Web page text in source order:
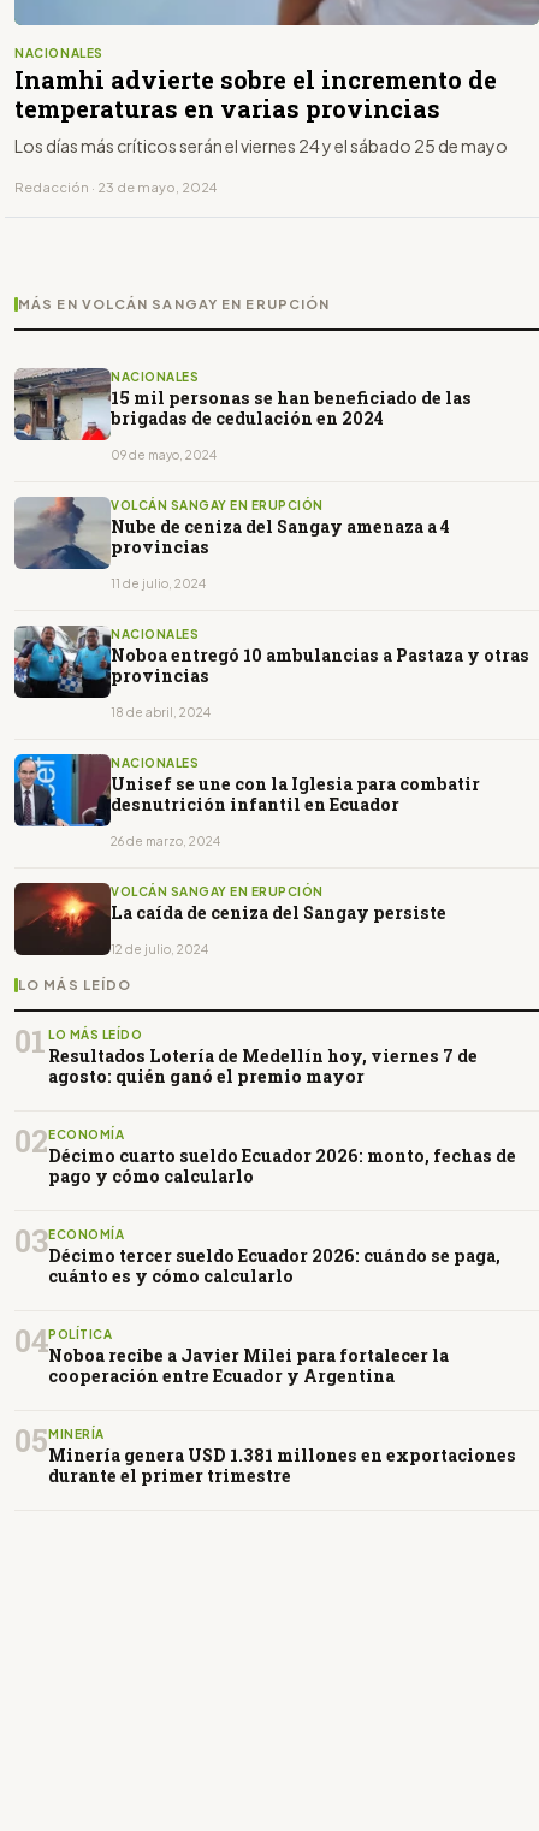
NACIONALES
Inamhi advierte sobre el incremento de
temperaturas en varias provincias
Los días más críticos serán el viernes 24 y el sábado 25 de mayo
Redacción · 23 de mayo, 2024
MÁS EN VOLCÁN SANGAY EN ERUPCIÓN
NACIONALES
15 mil personas se han beneficiado de las
brigadas de cedulación en 2024
09 de mayo, 2024
VOLCÁN SANGAY EN ERUPCIÓN
Nube de ceniza del Sangay amenaza a 4
provincias
11 de julio, 2024
NACIONALES
Noboa entregó 10 ambulancias a Pastaza y otras
provincias
18 de abril, 2024
NACIONALES
Unisef se une con la Iglesia para combatir
desnutrición infantil en Ecuador
26 de marzo, 2024
VOLCÁN SANGAY EN ERUPCIÓN
La caída de ceniza del Sangay persiste
12 de julio, 2024
LO MÁS LEÍDO
01 LO MÁS LEÍDO
Resultados Lotería de Medellín hoy, viernes 7 de
agosto: quién ganó el premio mayor
02ECONOMÍA
Décimo cuarto sueldo Ecuador 2026: monto, fechas de
pago y cómo calcularlo
03ECONOMÍA
Décimo tercer sueldo Ecuador 2026: cuándo se paga,
cuánto es y cómo calcularlo
04POLÍTICA
Noboa recibe a Javier Milei para fortalecer la
cooperación entre Ecuador y Argentina
05MINERÍA
Minería genera USD 1.381 millones en exportaciones
durante el primer trimestre